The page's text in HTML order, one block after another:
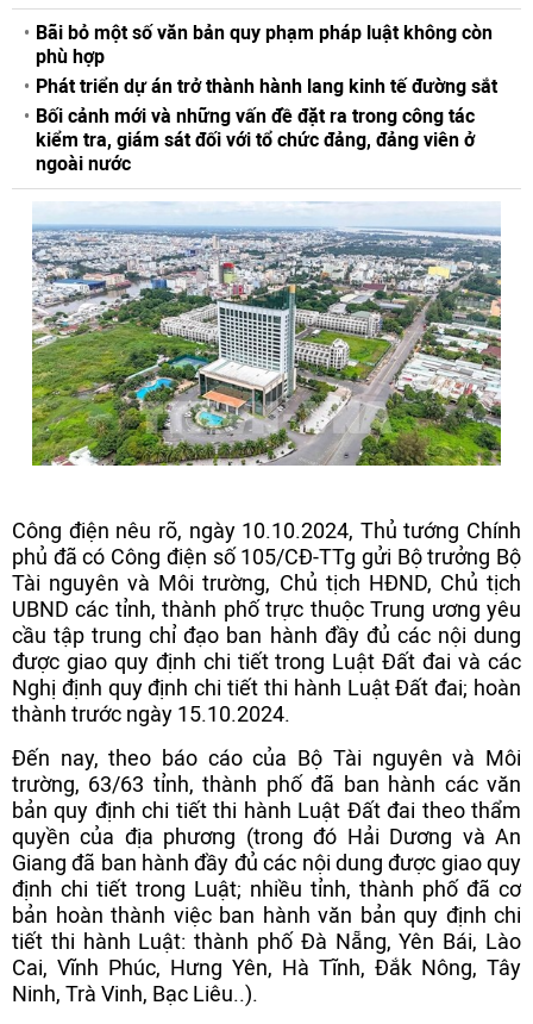
Bãi bỏ một số văn bản quy phạm pháp luật không còn
phù hợp
Phát triển dự án trở thành hành lang kinh tế đường sắt
Bối cảnh mới và những vấn đề đặt ra trong công tác
kiểm tra, giám sát đối với tổ chức đảng, đảng viên ở
ngoài nước
Công điện nêu rõ, ngày 10.10.2024, Thủ tướng Chính
phủ đã có Công điện số 105/CĐ-TTg gửi Bộ trưởng Bộ
Tài nguyên và Môi trường, Chủ tịch HĐND, Chủ tịch
UBND các tỉnh, thành phố trực thuộc Trung ương yêu
cầu tập trung chỉ đạo ban hành đầy đủ các nội dung
được giao quy định chi tiết trong Luật Đất đai và các
Nghị định quy định chi tiết thi hành Luật Đất đai; hoàn
thành trước ngày 15.10.2024.
Đến nay, theo báo cáo của Bộ Tài nguyên và Môi
trường, 63/63 tỉnh, thành phố đã ban hành các văn
bản quy định chi tiết thi hành Luật Đất đai theo thẩm
quyền của địa phương (trong đó Hải Dương và An
Giang đã ban hành đầy đủ các nội dung được giao quy
định chi tiết trong Luật; nhiều tỉnh, thành phố đã cơ
bản hoàn thành việc ban hành văn bản quy định chi
tiết thi hành Luật: thành phố Đà Nẵng, Yên Bái, Lào
Cai, Vĩnh Phúc, Hưng Yên, Hà Tĩnh, Đắk Nông, Tây
Ninh, Trà Vinh, Bạc Liêu..).